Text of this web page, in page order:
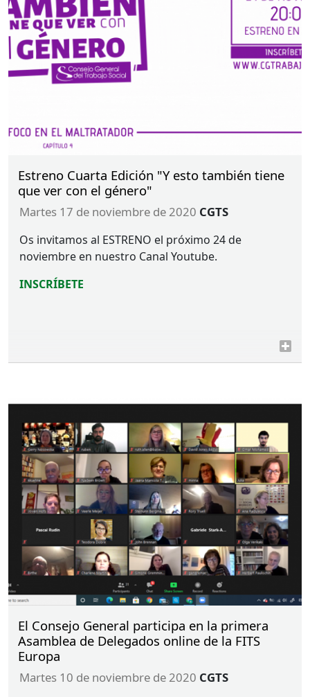
Estreno Cuarta Edición "Y esto también tiene
que ver con el género"
martes 17 de noviembre de 2020 CGTS
Os invitamos al ESTRENO el próximo 24 de
noviembre en nuestro Canal Youtube.
INSCRÍBETE
El Consejo General participa en la primera
Asamblea de Delegados online de la FITS
Europa
martes 10 de noviembre de 2020 CGTS